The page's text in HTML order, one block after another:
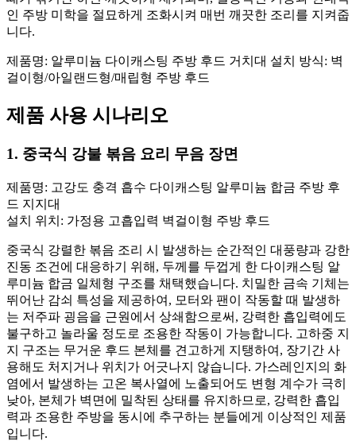
인 주방 미학을 절묘하게 조화시켜 매번 깨끗한 조리를 지켜줍
니다.
제품명: 알루미늄 다이캐스팅 주방 후드 거치대 설치 방식: 벽
걸이형/아일랜드형/매립형 주방 후드
제품 사용 시나리오
1. 중국식 강불 볶음 요리 무음 장면
제품명: 고강도 충격 흡수 다이캐스팅 알루미늄 합금 주방 후
드 지지대
설치 위치: 가정용 고흡입력 벽걸이형 주방 후드
중국식 강렬한 볶음 조리 시 발생하는 순간적인 대풍량과 강한
진동 조건에 대응하기 위해, 두께를 두껍게 한 다이캐스팅 알
루미늄 합금 일체형 구조를 채택했습니다. 치밀한 금속 기체는
뛰어난 감쇠 특성을 제공하여, 모터와 팬이 작동할 때 발생하
는 저주파 굉음을 근원에서 상쇄함으로써, 강력한 흡입력에도
불구하고 놀라울 정도로 조용한 작동이 가능합니다. 고하중 지
지 구조는 무거운 후드 본체를 견고하게 지탱하여, 장기간 사
용해도 처지거나 위치가 어긋나지 않습니다. 가스레인지의 화
염에서 발생하는 고온 복사열에 노출되어도 변형 계수가 극히
낮아, 본체가 벽면에 밀착된 상태를 유지하므로, 강력한 흡입
력과 조용한 주방을 동시에 추구하는 분들에게 이상적인 제품
입니다.